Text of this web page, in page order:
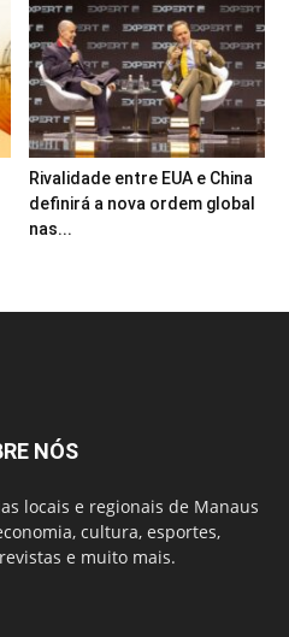
Rivalidade entre EUA e China
definirá a nova ordem global
nas...
NÓS
locais e regionais de Manaus
cultura, esportes,
e muito mais.